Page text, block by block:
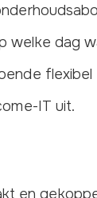
welke dag
flexibel
IT uit.
en